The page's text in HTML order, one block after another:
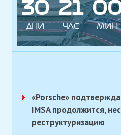
30
ДНИ
21
ЧАС
0
МИН
«Porsche»
IMSA продолжится,
реструктуризацию